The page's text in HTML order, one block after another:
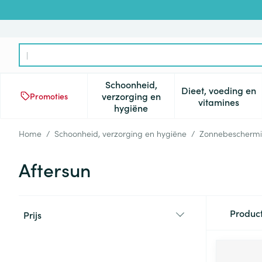
Product, merk, categorie...
Promoties
Schoonheid,
verzorging en
hygiëne
Toon submenu voor
Dieet, voeding en
vitamines
Toon
Home / Schoonheid, verzorging en hygiëne /
Aftersun
Prijs